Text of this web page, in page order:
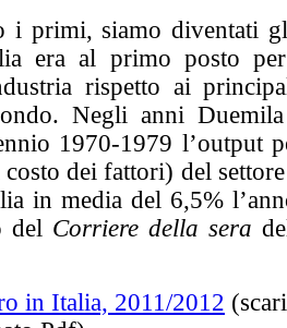
i primi, siamo diventati
era al primo posto
rispetto ai
Negli anni
1970-1979 l’output
dei fattori) del
in media del 6,5%
del Corriere della sera
in Italia, 2011/2012